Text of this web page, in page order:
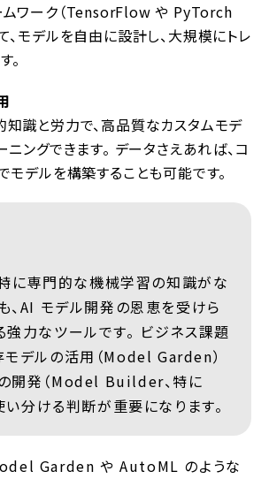
ムワーク（TensorFlow や PyTorch
、モデルを自由に設計し、大規模にトレ
。
識と労力で、高品質なカスタムモデ
ニングできます。 データさえあれば、コ
モデルを構築することも可能です。
に専門的な機械学習の知識がな
、AI モデル開発の恩恵を受けら
強力なツールです。 ビジネス課題
モデルの活用（Model Garden）
開発（Model Builder、特に
分ける判断が重要になります。
Garden や AutoML のような